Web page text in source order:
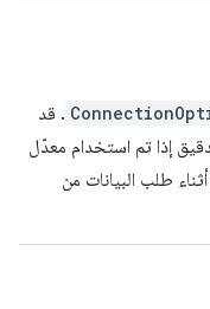
. قد
إذا تم استخدام معدّل
طلب البيانات من